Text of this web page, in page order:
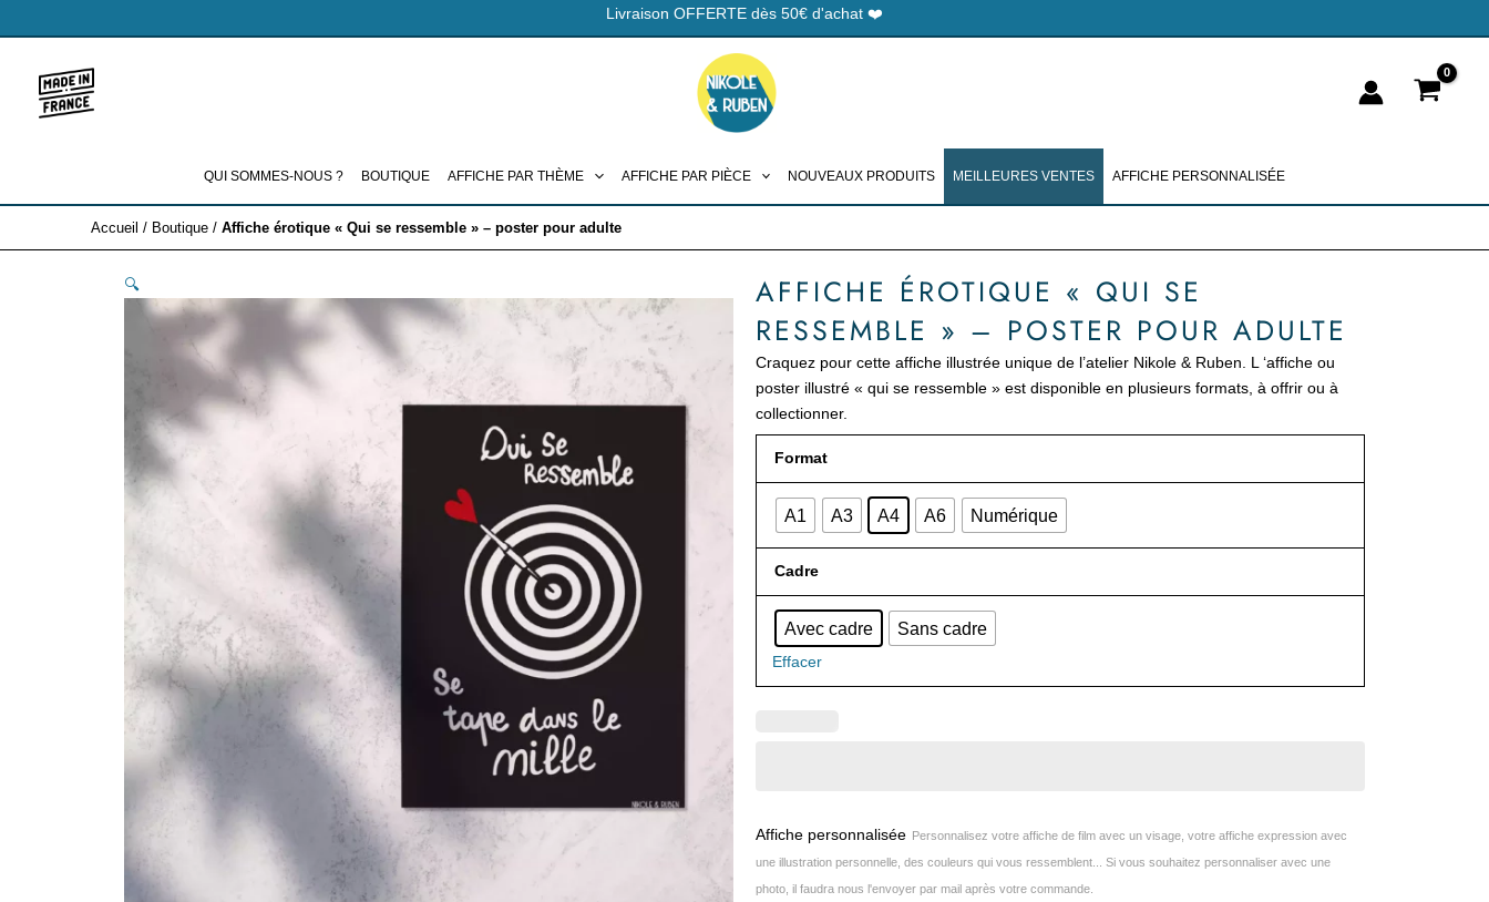
au
Livraison OFFERTE dès 50€ d'achat ❤️
QUI SOMMES-NOUS ? BOUTIQUE AFFICHE PAR THÈME AFFICHE PAR PIÈCE NOUVEAUX PRODUITS MEILLEURES VENTES AFFICHE PERSONNALISÉE
Accueil / Boutique / Affiche érotique « Qui se ressemble » – poster pour adulte
🔍
AFFICHE ÉROTIQUE « QUI SE
RESSEMBLE » – POSTER POUR ADULTE
Craquez pour cette affiche illustrée unique de l’atelier Nikole & Ruben. L ‘affiche ou
poster illustré « qui se ressemble » est disponible en plusieurs formats, à offrir ou à
collectionner.
Format
A1 A3 A4 A6 Numérique
Cadre
Avec cadre Sans cadre
Effacer
Affiche personnalisée Personnalisez votre affiche de film avec un visage, votre affiche expression avec
une illustration personnelle, des couleurs qui vous ressemblent... Si vous souhaitez personnaliser avec une
photo, il faudra nous l'envoyer par mail après votre commande.
Affiche
érotique
"Qui
ressemble"
poster